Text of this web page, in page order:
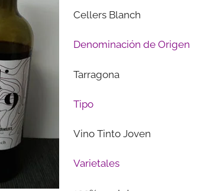
Cellers Blanch
Denominación de Origen
Tarragona
Tipo
Vino Tinto Joven
Varietales